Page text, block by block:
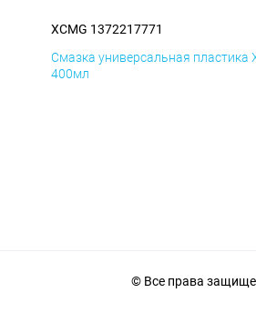
XCMG 1372217771
Смазка универсальная пластика
400мл
© Все права